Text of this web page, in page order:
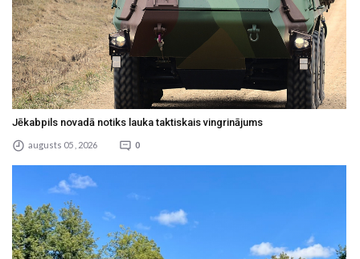
Jēkabpils novadā notiks lauka taktiskais vingrinājums
augusts 05 , 2026 0